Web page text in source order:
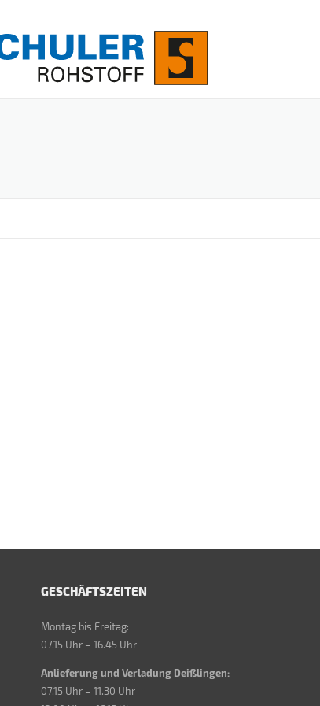
GESCHÄFTSZEITEN
Montag bis Freitag:
07.15 Uhr – 16.45 Uhr
Anlieferung und Verladung Deißlingen:
07.15 Uhr – 11.30 Uhr